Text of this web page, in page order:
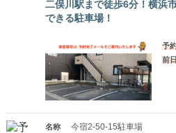
二俣川駅まで徒歩6分！横浜
できる駐車場！
予
前
名称 今宿2-50-15駐車場